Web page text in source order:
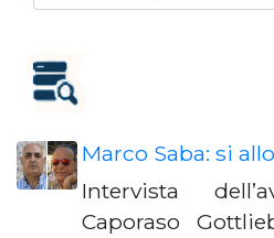
Marco Saba: si
Intervista
Caporaso